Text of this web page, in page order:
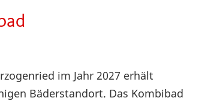
im Jahr 2027 erhält
Bäderstandort. Das Kombibad